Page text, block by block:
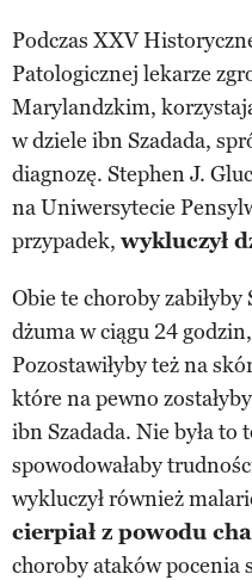
Podczas XXV
Patologicznej lekarze
Marylandzkim,
w dziele ibn Szadada,
diagnozę. Stephen J.
na Uniwersytecie
przypadek, wykluczył
Obie te choroby
dżuma w ciągu 24
Pozostawiłyby też na
które na pewno
ibn Szadada. Nie była to
spowodowałaby
wykluczył również
cierpiał z powodu
choroby ataków pocenia